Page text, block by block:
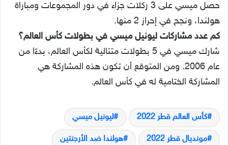
حصل ميسي على 3 ركلات جزاء في دور المجموعات ومباراة
هولندا، ونجح في إحراز 2 منها.
كم عدد مشاركات ليونيل ميسي في بطولات كأس العالم؟
شارك ميسي في 5 بطولات متتالية لكأس العالم، بدءًا من
عام 2006. ومن المتوقع أن تكون هذه المشاركة هي
المشاركة الختامية له في كأس العالم.
كأس العالم قطر 2022 ليونيل ميسي
مونديال قطر 2022 هولندا ضد الأرجنتين